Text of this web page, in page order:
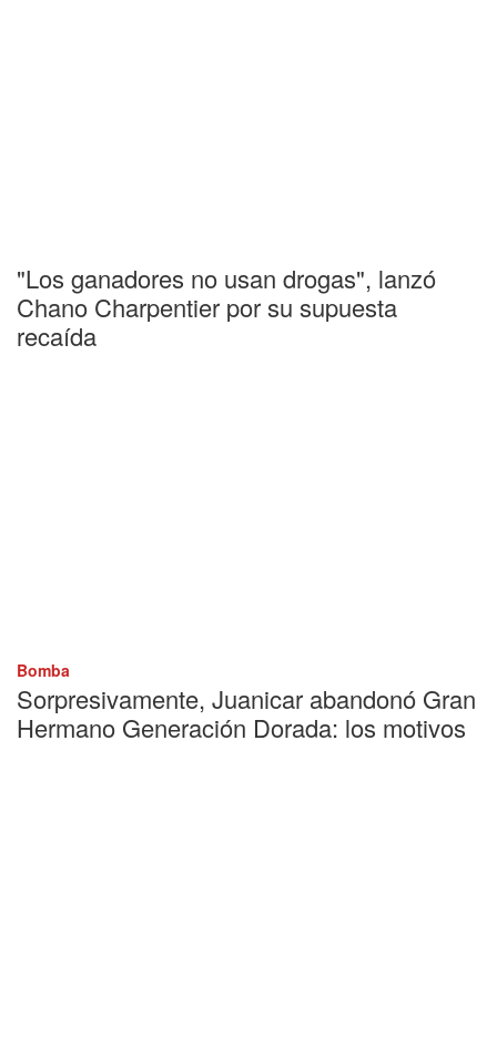
"Los ganadores no usan drogas", lanzó
Chano Charpentier por su supuesta
recaída
Bomba
Sorpresivamente, Juanicar abandonó Gran
Hermano Generación Dorada: los motivos